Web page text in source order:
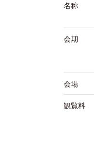
名称
会期
会場
観覧料